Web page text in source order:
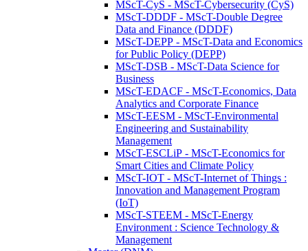
MScT-CyS - MScT-Cybersecurity (CyS)
MScT-DDDF - MScT-Double Degree
Data and Finance (DDDF)
MScT-DEPP - MScT-Data and Economics
for Public Policy (DEPP)
MScT-DSB - MScT-Data Science for
Business
MScT-EDACF - MScT-Economics, Data
Analytics and Corporate Finance
MScT-EESM - MScT-Environmental
Engineering and Sustainability
Management
MScT-ESCLiP - MScT-Economics for
Smart Cities and Climate Policy
MScT-IOT - MScT-Internet of Things :
Innovation and Management Program
(IoT)
MScT-STEEM - MScT-Energy
Environment : Science Technology &
Management